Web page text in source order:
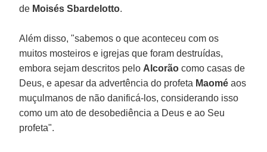
de Moisés Sbardelotto.
Além disso, "sabemos o que aconteceu com os
muitos mosteiros e igrejas que foram destruídas,
embora sejam descritos pelo Alcorão como casas de
Deus, e apesar da advertência do profeta Maomé aos
muçulmanos de não danificá-los, considerando isso
como um ato de desobediência a Deus e ao Seu
profeta".